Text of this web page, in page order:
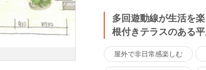
多回遊動線が生活を
根付きテラスのある
屋外で非日常感楽しむ